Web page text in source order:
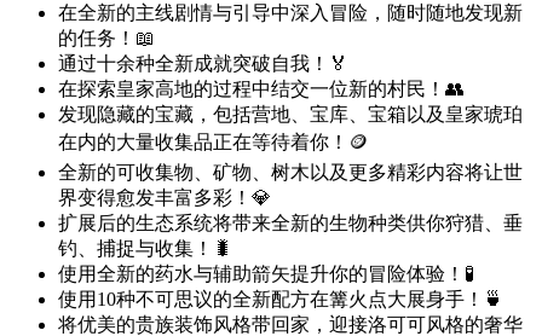
在全新的主线剧情与引导中深入冒险，随时随地发现新
的任务！📖
通过十余种全新成就突破自我！🏅
在探索皇家高地的过程中结交一位新的村民！👥
发现隐藏的宝藏，包括营地、宝库、宝箱以及皇家琥珀
在内的大量收集品正在等待着你！🪙
全新的可收集物、矿物、树木以及更多精彩内容将让世
界变得愈发丰富多彩！💎
扩展后的生态系统将带来全新的生物种类供你狩猎、垂
钓、捕捉与收集！🐛
使用全新的药水与辅助箭矢提升你的冒险体验！🧪
使用10种不可思议的全新配方在篝火点大展身手！🍵
将优美的贵族装饰风格带回家，迎接洛可可风格的奢华